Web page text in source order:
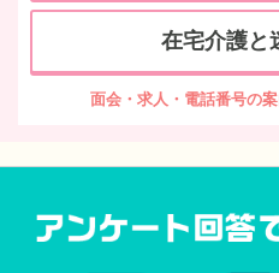
在宅介護と
面会・求人・電話番号の